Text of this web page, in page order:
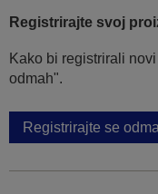
Registrirajte svoj
Kako bi registrirali
odmah".
Registrirajte se